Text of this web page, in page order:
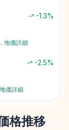
-1.3%
地価詳細
-2.5%
地価詳細
格推移